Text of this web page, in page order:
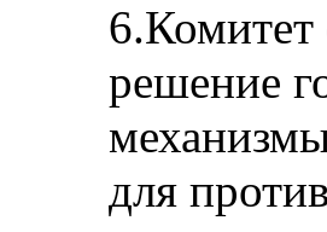
6.Комитет
решение
для